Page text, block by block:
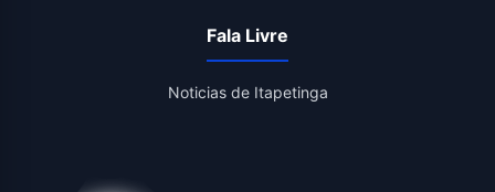
Fala Livre
Noticias de Itapetinga